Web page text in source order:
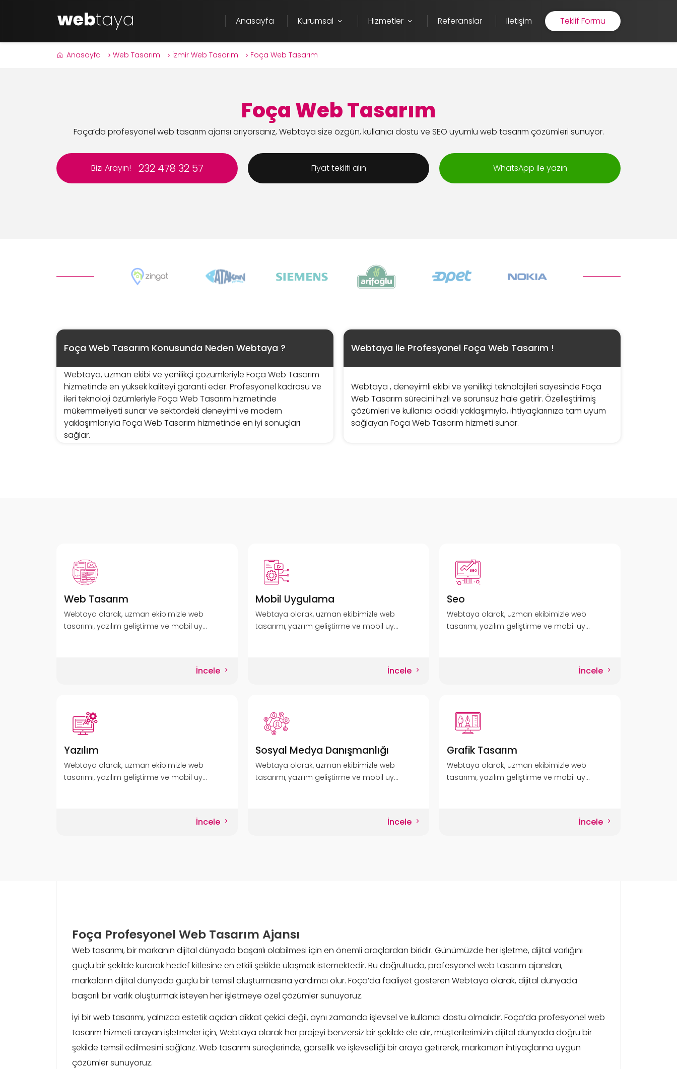
Anasayfa Kurumsal Hizmetler Referanslar İletişim Teklif Formu
Anasayfa Web Tasarım İzmir Web Tasarım Foça Web Tasarım
Foça Web Tasarım
Foça’da profesyonel web tasarım ajansı arıyorsanız, Webtaya size özgün, kullanıcı dostu ve SEO uyumlu web tasarım çözümleri sunuyor.
Bizi Arayın! 232 478 32 57 Fiyat teklifi alın WhatsApp ile yazın
Foça Web Tasarım Konusunda Neden Webtaya ?
Webtaya, uzman ekibi ve yenilikçi çözümleriyle Foça Web Tasarım
hizmetinde en yüksek kaliteyi garanti eder. Profesyonel kadrosu ve
ileri teknoloji özümleriyle Foça Web Tasarım hizmetinde
mükemmeliyeti sunar ve sektördeki deneyimi ve modern
yaklaşımlarıyla Foça Web Tasarım hizmetinde en iyi sonuçları
sağlar.
Webtaya ile Profesyonel Foça Web Tasarım !
Webtaya , deneyimli ekibi ve yenilikçi teknolojileri sayesinde Foça
Web Tasarım sürecini hızlı ve sorunsuz hale getirir. Özelleştirilmiş
çözümleri ve kullanıcı odaklı yaklaşımıyla, ihtiyaçlarınıza tam uyum
sağlayan Foça Web Tasarım hizmeti sunar.
Web Tasarım
Webtaya olarak, uzman ekibimizle web
tasarımı, yazılım geliştirme ve mobil uy...
İncele
Mobil Uygulama
Webtaya olarak, uzman ekibimizle web
tasarımı, yazılım geliştirme ve mobil uy...
İncele
Seo
Webtaya olarak, uzman ekibimizle web
tasarımı, yazılım geliştirme ve mobil uy...
İncele
Yazılım
Webtaya olarak, uzman ekibimizle web
tasarımı, yazılım geliştirme ve mobil uy...
İncele
Sosyal Medya Danışmanlığı
Webtaya olarak, uzman ekibimizle web
tasarımı, yazılım geliştirme ve mobil uy...
İncele
Grafik Tasarım
Webtaya olarak, uzman ekibimizle web
tasarımı, yazılım geliştirme ve mobil uy...
İncele
Foça Profesyonel Web Tasarım Ajansı
Web tasarımı, bir markanın dijital dünyada başarılı olabilmesi için en önemli araçlardan biridir. Günümüzde her işletme, dijital varlığını
güçlü bir şekilde kurarak hedef kitlesine en etkili şekilde ulaşmak istemektedir. Bu doğrultuda, profesyonel web tasarım ajansları,
markaların dijital dünyada güçlü bir temsil oluşturmasına yardımcı olur. Foça’da faaliyet gösteren Webtaya olarak, dijital dünyada
başarılı bir varlık oluşturmak isteyen her işletmeye özel çözümler sunuyoruz.
İyi bir web tasarımı, yalnızca estetik açıdan dikkat çekici değil, aynı zamanda işlevsel ve kullanıcı dostu olmalıdır. Foça’da profesyonel web
tasarım hizmeti arayan işletmeler için, Webtaya olarak her projeyi benzersiz bir şekilde ele alır, müşterilerimizin dijital dünyada doğru bir
şekilde temsil edilmesini sağlarız. Web tasarımı süreçlerinde, görsellik ve işlevselliği bir araya getirerek, markanızın ihtiyaçlarına uygun
çözümler sunuyoruz.